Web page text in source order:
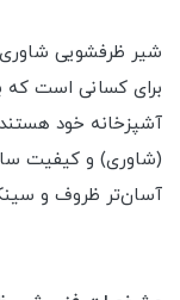
شیر ظرفشویی شاوری
برای کسانی است که
آشپزخانه خود
(شاوری) و کیفیت
آسان‌تر ظروف و